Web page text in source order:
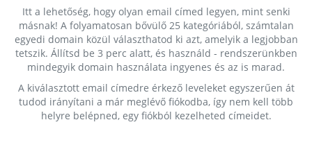
Itt a lehetőség, hogy olyan email címed legyen, mint senki
másnak! A folyamatosan bővülő 25 kategóriából, számtalan
egyedi domain közül választhatod ki azt, amelyik a legjobban
tetszik. Állítsd be 3 perc alatt, és használd - rendszerünkben
mindegyik domain használata ingyenes és az is marad.
A kiválasztott email címedre érkező leveleket egyszerűen át
tudod irányítani a már meglévő fiókodba, így nem kell több
helyre belépned, egy fiókból kezelheted címeidet.